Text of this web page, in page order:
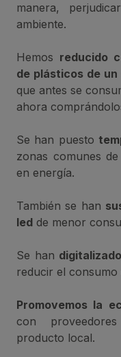
manera,
ambiente.
Hemos reducido
de plásticos de un
que antes se
ahora
Se han puesto
zonas comunes
en energía.
También se han
led de menor
Se han
reducir el consumo
Promovemos la
con
producto local.